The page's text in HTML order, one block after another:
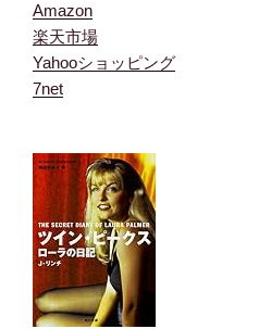
Amazon
楽天市場
Yahooショッピング
7net